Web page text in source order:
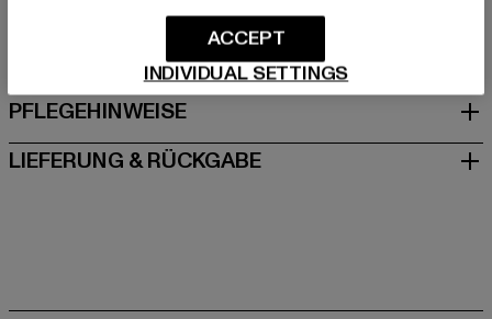
GRÖSSE & PASSFORM
PFLEGEHINWEISE
LIEFERUNG & RÜCKGABE
INDIVIDUAL SETTINGS
ACCEPT